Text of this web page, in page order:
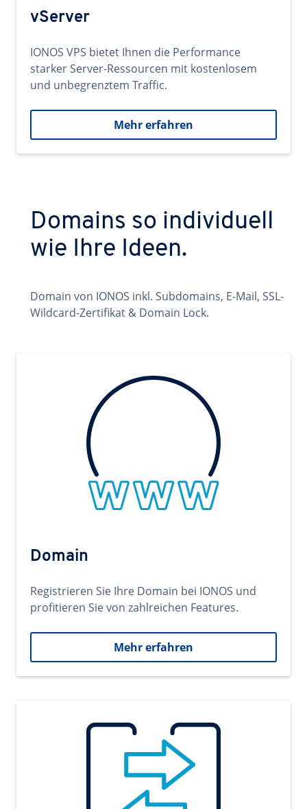
vServer
IONOS VPS bietet Ihnen die Performance
starker Server-Ressourcen mit kostenlosem
und unbegrenztem Traffic.
Mehr erfahren
Domains so individuell
wie Ihre Ideen.
Domain von IONOS inkl. Subdomains, E-Mail, SSL-
Wildcard-Zertifikat & Domain Lock.
Domain
Registrieren Sie Ihre Domain bei IONOS und
profitieren Sie von zahlreichen Features.
Mehr erfahren